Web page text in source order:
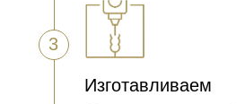
3
Изготавливаем